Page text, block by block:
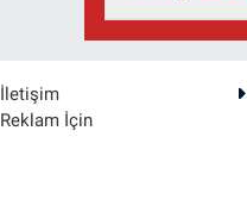
İletişim
Reklam İçin